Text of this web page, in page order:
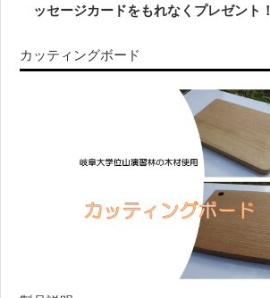
ッセージカードをもれなくプレゼント！
カッティングボード